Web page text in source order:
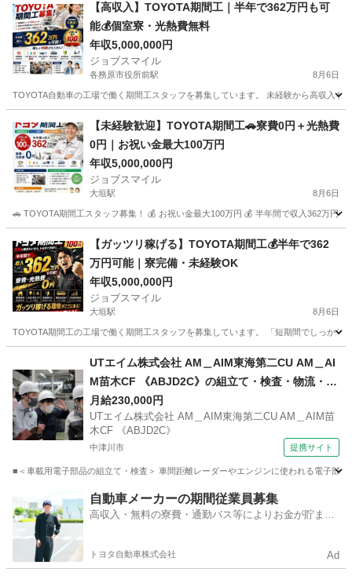
【高収入】TOYOTA期間工｜半年で362万円も可
能💰個室寮・光熱費無料
年収5,000,000円
ジョブスマイル
各務原市役所前駅 8月6日
TOYOTA自動車の工場で働く期間工スタッフを募集しています。 未経験から
各務原市役所前駅 工場 未経験
【未経験歓迎】TOYOTA期間工🚗寮費0円＋光熱費
0円｜お祝い金最大100万円
年収5,000,000円
ジョブスマイル
大垣駅 8月6日
🚗 TOYOTA期間工スタッフ募集！ 💰 お祝い金最大100万円 💰 半年間で収入362万円
大垣駅 工場 未経験
【ガッツリ稼げる】TOYOTA期間工💰半年で362
万円可能｜寮完備・未経験OK
年収5,000,000円
ジョブスマイル
大垣駅 8月6日
TOYOTA期間工の工場で働く期間工スタッフを募集しています。 「短期間でしっ
大垣駅 工場
UTエイム株式会社 AM＿AIM東海第二CU AM＿AI
M苗木CF 《ABJD2C》の組立て・検査・物流・ピ
ッキング 【禁煙・分煙】
月給230,000円
UTエイム株式会社 AM＿AIM東海第二CU AM＿AIM苗
木CF 《ABJD2C》
中津川市 提携サイト
■＜車載用電子部品の組立て・検査＞ 車間距離レーダーやエンジンに使われる電子部
倉庫管理
自動車メーカーの期間従業員募集
高収入・無料の寮費・通勤バス等によりお金が貯まり
トヨタ自動車株式会社 Ad